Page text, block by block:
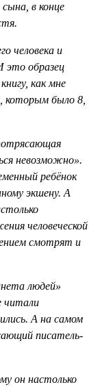
в конце
человека и
это образец
как мне
которым было 8,
невозможно».
ребёнок
экшену. А
человеческой
смотрят и
людей»
читали
А на самом
писатель-
он настолько